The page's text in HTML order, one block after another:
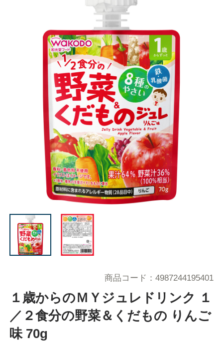
１歳からのＭＹジュレドリンク １
／２食分の野菜＆くだもの りんご
味 70g
商品コード 4987244195401